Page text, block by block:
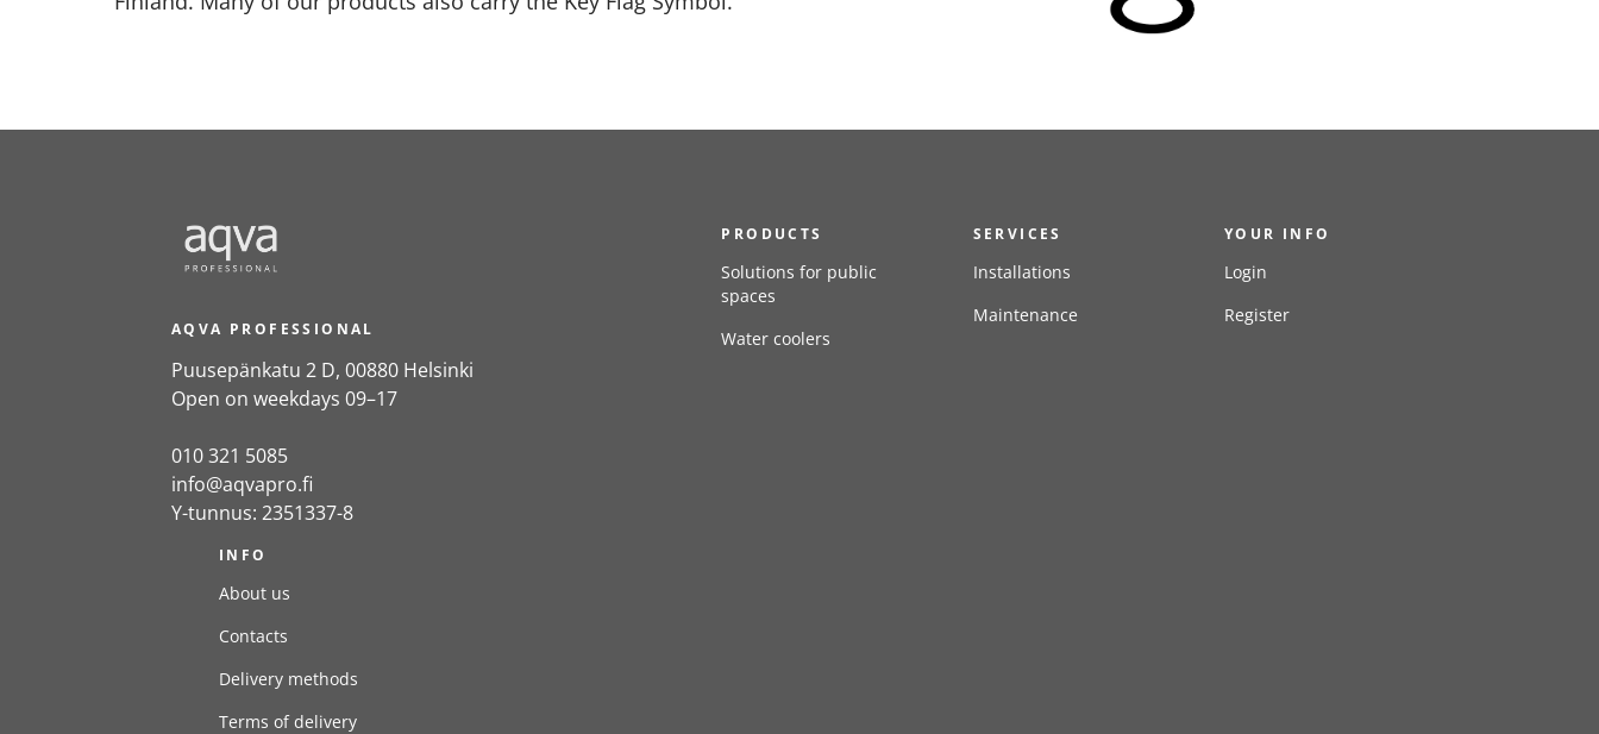
AQVA PROFESSIONAL
Puusepänkatu 2 D, 00880 Helsinki
Open on weekdays 09–17
010 321 5085
info@aqvapro.fi
Y-tunnus: 2351337-8
PRODUCTS
Solutions for public
spaces
Water coolers
SERVICES
Installations
Maintenance
YOUR INFO
Login
Register
INFO
About us
Contacts
Delivery methods
Terms of delivery